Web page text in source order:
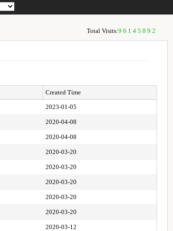
Total Visits:96145892
Created Time
2023-01-05
2020-04-08
2020-04-08
2020-03-20
2020-03-20
2020-03-20
2020-03-20
2020-03-20
2020-03-12